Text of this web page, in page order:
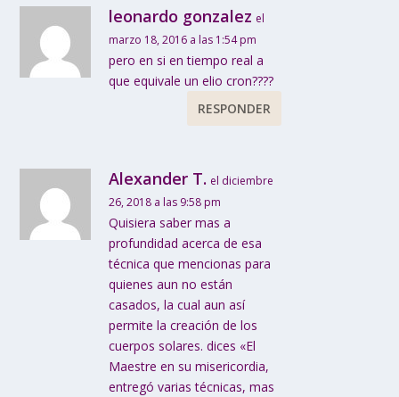
leonardo gonzalez el
marzo 18, 2016 a las 1:54 pm
pero en si en tiempo real a
que equivale un elio cron????
RESPONDER
Alexander T. el diciembre
26, 2018 a las 9:58 pm
Quisiera saber mas a
profundidad acerca de esa
técnica que mencionas para
quienes aun no están
casados, la cual aun así
permite la creación de los
cuerpos solares. dices «El
Maestre en su misericordia,
entregó varias técnicas, mas